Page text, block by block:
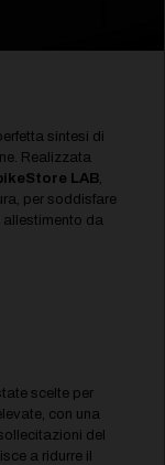
sintesi di
Realizzata
LAB,
per soddisfare
allestimento da
scelte per
con una
del
a ridurre il